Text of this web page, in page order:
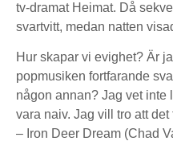
tv-dramat Heimat. Då
svartvitt, medan natten
Hur skapar vi evighet? Är
popmusiken fortfarande
någon annan? Jag vet inte
vara naiv. Jag vill tro att
– Iron Deer Dream (Chad